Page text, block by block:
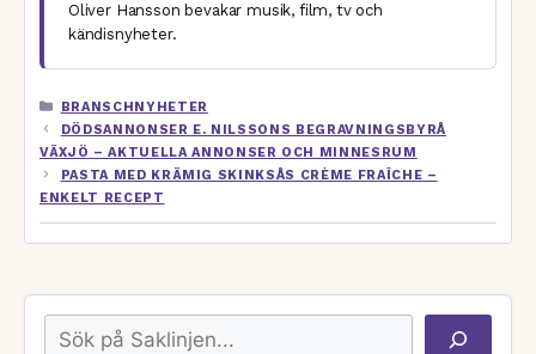
Oliver Hansson bevakar musik, film, tv och
kändisnyheter.
KATEGORIER
BRANSCHNYHETER
DÖDSANNONSER E. NILSSONS BEGRAVNINGSBYRÅ
VÄXJÖ – AKTUELLA ANNONSER OCH MINNESRUM
PASTA MED KRÄMIG SKINKSÅS CRÈME FRAÎCHE –
ENKELT RECEPT
Sök